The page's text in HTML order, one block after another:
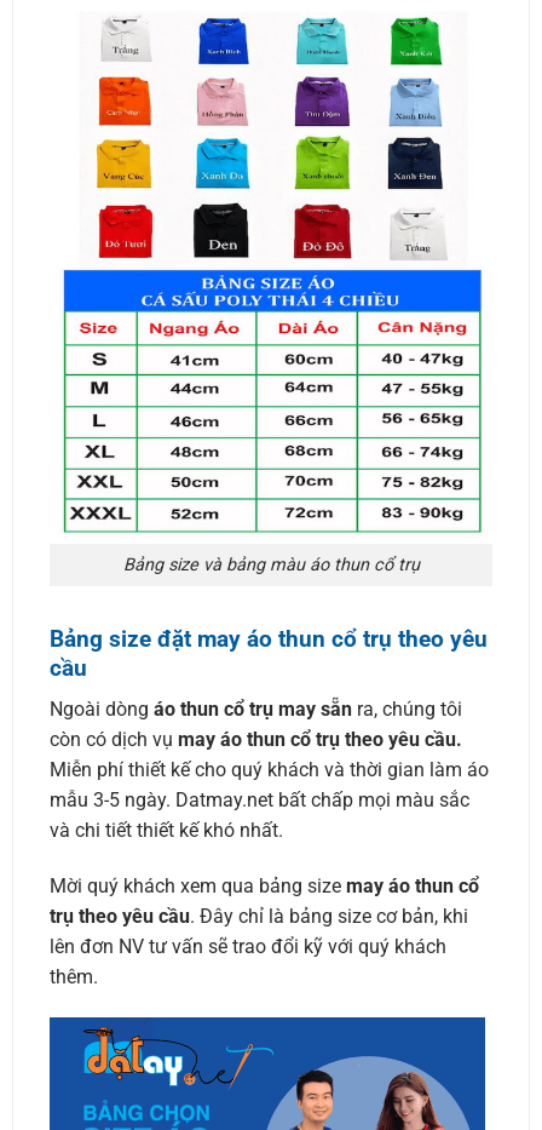
Bảng size và bảng màu áo thun cổ trụ
Bảng size đặt may áo thun cổ trụ theo yêu
cầu
Ngoài dòng áo thun cổ trụ may sẵnra, chúng tôi
còn có dịch vụ may áo thun cổ trụ theo yêu cầu.
Miễn phí thiết kế cho quý khách và thời gian làm áo
mẫu 3-5 ngày. Datmay.net bất chấp mọi màu sắc
và chi tiết thiết kế khó nhất.
Mời quý khách xem qua bảng size may áo thun cổ
trụ theo yêu cầu. Đây chỉ là bảng size cơ bản, khi
lên đơn NV tư vấn sẽ trao đổi kỹ với quý khách
thêm.